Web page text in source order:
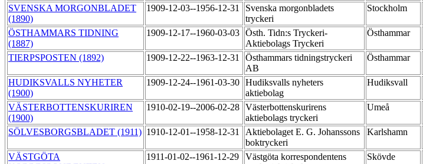
SVENSKA MORGONBLADET
(1890)
1909-12-03--1956-12-31
Svenska morgonbladets
tryckeri
Stockholm
ÖSTHAMMARS TIDNING
(1887)
1909-12-17--1960-03-03 Östh. Tidn:s Tryckeri-
Aktiebolags Tryckeri
Östhammar
TIERPSPOSTEN (1892) 1909-12-22--1963-12-31
Östhammars tidningstryckeri
AB
Östhammar
HUDIKSVALLS NYHETER
(1900)
1909-12-24--1961-03-30 Hudiksvalls nyheters
aktiebolag
Hudiksvall
VÄSTERBOTTENSKURIREN
(1900)
1910-02-19--2006-02-28 Västerbottenskurirens
aktiebolags tryckeri
Umeå
SÖLVESBORGSBLADET (1911) 1910-12-01--1958-12-31
Aktiebolaget E. G. Johanssons
boktryckeri
Karlshamn
VÄSTGÖTA
1911-01-02--1961-12-29
Västgöta korrespondentens
Skövde